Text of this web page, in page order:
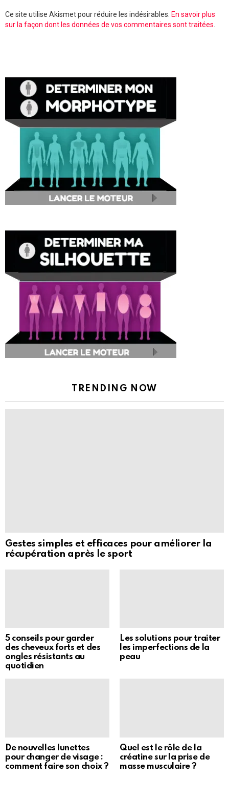
Ce site utilise Akismet pour réduire les indésirables. En savoir plus
sur la façon dont les données de vos commentaires sont traitées
TRENDING NOW
Gestes simples et efficaces pour améliorer la
récupération après le sport
5 conseils pour garder
des cheveux forts et des
ongles résistants au
quotidien
Les solutions pour traiter
les imperfections de la
peau
De nouvelles lunettes
pour changer de visage :
comment faire son choix ?
Quel est le rôle de la
créatine sur la prise de
masse musculaire ?